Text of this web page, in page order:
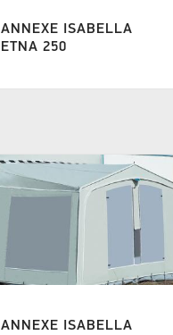
ANNEXE ISABELLA
ETNA 250
ANNEXE ISABELLA